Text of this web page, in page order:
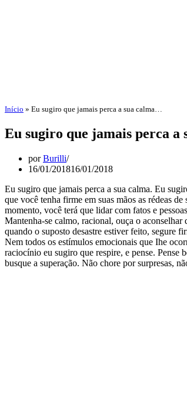
Início » Eu sugiro que jamais perca a sua calma…
Eu sugiro que jamais perca a
porBurilli
16/01/201816/01/2018
Eu sugiro que jamais perca a sua calma. Eu
que você tenha firme em suas mãos as rédeas
momento, você terá que lidar com fatos e
Mantenha-se calmo, racional, ouça o aconselhar
quando o suposto desastre estiver feito, segure
Nem todos os estímulos emocionais que Ihe
raciocínio eu sugiro que respire, e pense. Pense
busque a superação. Não chore por surpresas,